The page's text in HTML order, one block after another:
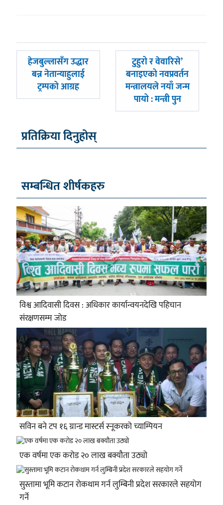
पछिल्लाे
हेजबुल्लासँग उद्धार
बन्न नेतान्याहुलाई
ट्रम्पको आग्रह
अघिल्लाे
-
टुहुरो र वेवारिसे’
बनाइएको नवप्रवर्तन
मन्त्रालयले नयाँ जन्म
पायो : मन्त्री पुन
प्रतिक्रिया दिनुहोस्
सम्बन्धित शीर्षकहरु
विश्व आदिवासी दिवस : अधिकार कार्यान्वयनदेखि पहिचान
संरक्षणसम्म जोड
सविन बने टप १६ ग्रान्ड मास्टर्स स्नूकरको च्याम्पियन
एक वर्षमा एक करोड २० लाख बक्यौता उठ्यो
सुस्तामा भूमि कटान रोकथाम गर्न लुम्बिनी प्रदेश सरकारले सहयोग
गर्ने